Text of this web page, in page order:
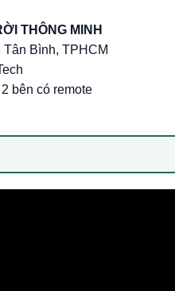
THÔNG MINH
Bình, TPHCM
bên có remote